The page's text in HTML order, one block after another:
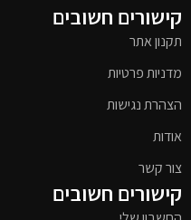
קישורים חשובים
תקנון אתר
מדניות פרטיות
הצהרת נגישות
אודות
צור קשר
קישורים חשובים